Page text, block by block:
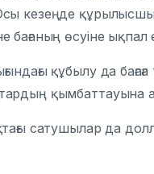
кезеңде
бағаның өсуіне ықпал
құбылу да
қымбаттауына
сатушылар да